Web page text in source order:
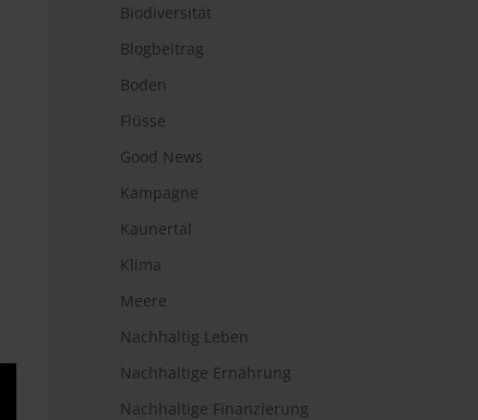
Biodiversität
Blogbeitrag
Boden
Flüsse
Good News
Kampagne
Kaunertal
Klima
Meere
Nachhaltig Leben
Nachhaltige Ernährung
Nachhaltige Finanzierung